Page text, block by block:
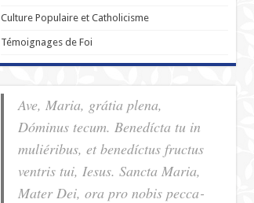
Culture Populaire et Catholicisme
Témoignages de Foi
Ave, Maria, grátia plena,
Dóminus tecum. Benedícta tu in
muliéribus, et benedíctus fructus
ventris tui, Iesus. Sancta Maria,
Mater Dei, ora pro nobis pec­ca­